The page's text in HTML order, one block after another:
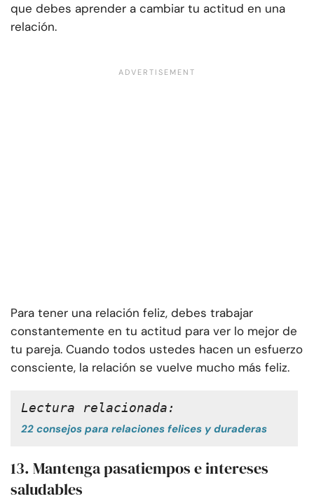
que debes aprender a cambiar tu actitud en una
relación.
Para tener una relación feliz, debes trabajar
constantemente en tu actitud para ver lo mejor de
tu pareja. Cuando todos ustedes hacen un esfuerzo
consciente, la relación se vuelve mucho más feliz.
Lectura relacionada:
22 consejos para relaciones felices y duraderas
13. Mantenga pasatiempos e intereses
saludables